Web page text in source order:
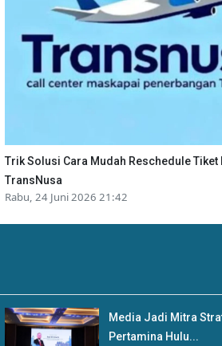
Trik Solusi Cara Mudah Reschedule Tiket
TransNusa
Rabu, 24 Juni 2026 21:42
Media Jadi Mitra
Pertamina Hulu...